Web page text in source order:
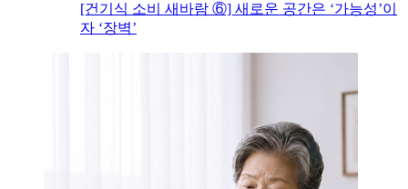
[건기식 소비 새바람 ⑥] 새로운 공간은 ‘가능성’이
자 ‘장벽’